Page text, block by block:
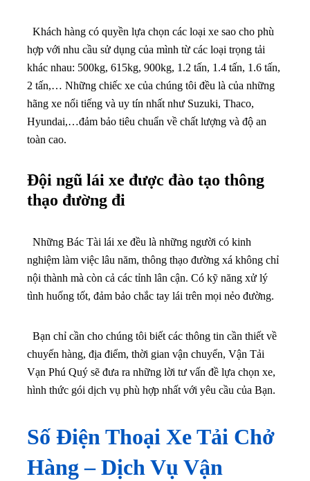
Khách hàng có quyền lựa chọn các loại xe sao cho phù
hợp với nhu cầu sử dụng của mình từ các loại trọng tải
khác nhau: 500kg, 615kg, 900kg, 1.2 tấn, 1.4 tấn, 1.6 tấn,
2 tấn,… Những chiếc xe của chúng tôi đều là của những
hãng xe nổi tiếng và uy tín nhất như Suzuki, Thaco,
Hyundai,…đảm bảo tiêu chuẩn về chất lượng và độ an
toàn cao.
Đội ngũ lái xe được đào tạo thông
thạo đường đi
Những Bác Tài lái xe đều là những người có kinh
nghiệm làm việc lâu năm, thông thạo đường xá không chỉ
nội thành mà còn cả các tỉnh lân cận. Có kỹ năng xử lý
tình huống tốt, đảm bảo chắc tay lái trên mọi nẻo đường.
Bạn chỉ cần cho chúng tôi biết các thông tin cần thiết về
chuyến hàng, địa điểm, thời gian vận chuyển, Vận Tải
Vạn Phú Quý sẽ đưa ra những lời tư vấn đề lựa chọn xe,
hình thức gói dịch vụ phù hợp nhất với yêu cầu của Bạn.
Số Điện Thoại Xe Tải Chở
Hàng – Dịch Vụ Vận